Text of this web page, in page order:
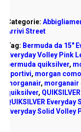
Categorie:
Arrivi Street
Tag: Bermuda da 15"
Everyday Volley Pink
bermuda quiksilver,
sportivi, morgan como
morganair, morganair
quiksilver,
QUIKSILVER
Everyday Solid Volley